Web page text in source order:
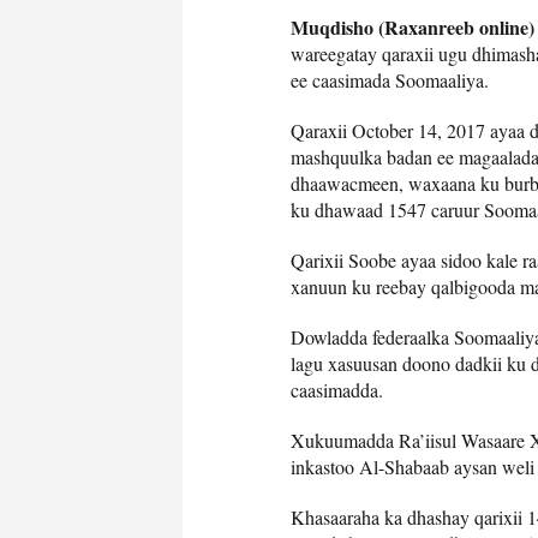
Muqdisho (Raxanreeb
wareegatay qaraxii ugu
ee caasimada Soomaaliya.
Qaraxii October 14, 2017 ayaa
mashquulka badan ee
dhaawacmeen, waxaana ku
ku dhawaad ​​1547 caruur
Qarixii Soobe ayaa sidoo kale
xanuun ku reebay qalbigooda
Dowladda federaalka
lagu xasuusan doono dadkii ku
caasimadda.
Xukuumadda Ra’iisul
inkastoo Al-Shabaab aysan
Khasaaraha ka dhashay qarixii